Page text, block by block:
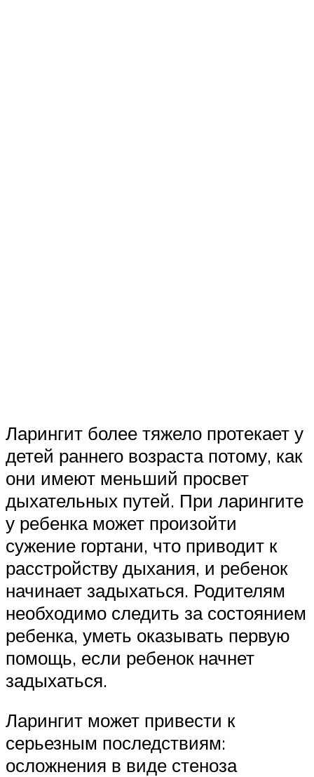
Ларингит более тяжело протекает у
детей раннего возраста потому, как
они имеют меньший просвет
дыхательных путей. При ларингите
у ребенка может произойти
сужение гортани, что приводит к
расстройству дыхания, и ребенок
начинает задыхаться. Родителям
необходимо следить за состоянием
ребенка, уметь оказывать первую
помощь, если ребенок начнет
задыхаться.
Ларингит может привести к
серьезным последствиям:
осложнения в виде стеноза